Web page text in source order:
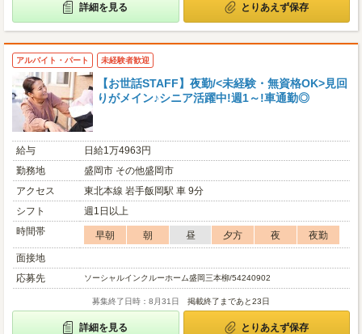
詳細を見る とりあえず保存
アルバイト・パート 未経験者歓迎
【お世話STAFF】夜勤/<未経験・無資格OK>見回
りがメイン♪シニア活躍中!週1～!車通勤◎
給与
日給1万4963円
勤務地
盛岡市 その他盛岡市
アクセス
東北本線 岩手飯岡駅 車 9分
シフト
週1日以上
時間帯
早朝 朝 昼 夕方 夜
夜勤
面接地
応募先
ソーシャルインクルーホーム盛岡三本柳/54240902
募集終了日時：8月31日 掲載終了まであと23日
詳細を見る とりあえず保存